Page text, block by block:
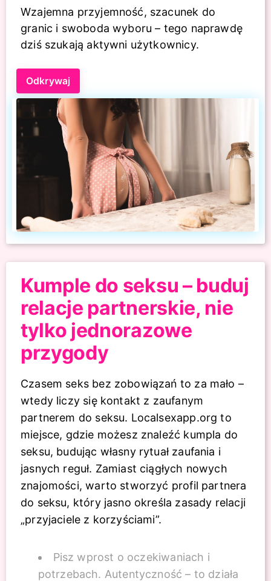
Wzajemna przyjemność, szacunek do
granic i swoboda wyboru – tego naprawdę
dziś szukają aktywni użytkownicy.
Odkrywaj
Kumple do seksu – buduj
relacje partnerskie, nie
tylko jednorazowe
przygody
Czasem seks bez zobowiązań to za mało –
wtedy liczy się kontakt z zaufanym
partnerem do seksu. Localsexapp.org to
miejsce, gdzie możesz znaleźć kumpla do
seksu, budując własny rytuał zaufania i
jasnych reguł. Zamiast ciągłych nowych
znajomości, warto stworzyć profil partnera
do seksu, który jasno określa zasady relacji
„przyjaciele z korzyściami”.
Pisz wprost o oczekiwaniach i
potrzebach. Autentyczność – to działa